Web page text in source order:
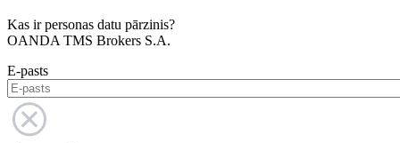
Kas ir personas datu pārzinis?
OANDA TMS Brokers S.A.
E-pasts